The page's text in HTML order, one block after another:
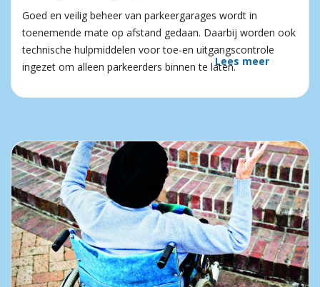
Goed en veilig beheer van parkeergarages wordt in
toenemende mate op afstand gedaan. Daarbij worden ook
technische hulpmiddelen voor toe-en uitgangscontrole
ingezet om alleen parkeerders binnen te laten.Lees meer